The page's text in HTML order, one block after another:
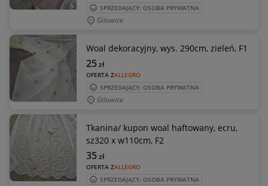
SPRZEDAJĄCY: OSOBA PRYWATNA
Gilowice
Woal dekoracyjny, wys. 290cm, zieleń, F1
OFERTA ZALLEGRO
25zł
SPRZEDAJĄCY: OSOBA PRYWATNA
Gilowice
Tkanina/ kupon woal haftowany, ecru,
sz320 x w110cm, F2
OFERTA ZALLEGRO
35zł
SPRZEDAJĄCY: OSOBA PRYWATNA